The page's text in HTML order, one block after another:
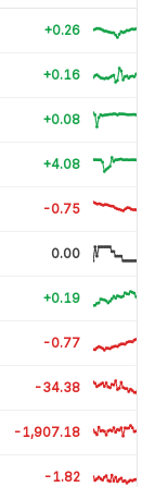
+0.26
+0.16
+0.08
+4.08
-0.75
0.00
+0.19
-0.77
-34.38
-1,907.18
-1.82